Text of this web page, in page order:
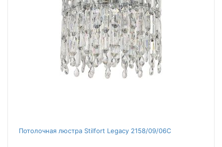
Потолочная люстра Stilfort Legacy 2158/09/06C